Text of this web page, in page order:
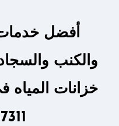
أفضل
والكنب
خزانات